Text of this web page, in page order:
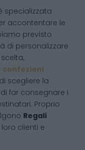
specializzata
accontentare le
previsto
di personalizzare
confezioni
scegliere la
far consegnare i
Proprio
Regali
clienti e